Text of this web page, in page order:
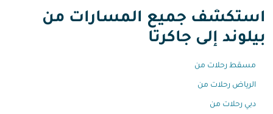
استكشف جميع المسارات من
بيلوند إلى جاكرتا
مسقط رحلات من
الرياض رحلات من
دبي رحلات من